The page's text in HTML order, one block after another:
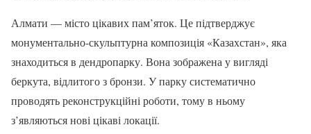
Алмати — місто цікавих пам’яток. Це підтверджує
монументально-скульптурна композиція «Казахстан», яка
знаходиться в дендропарку. Вона зображена у вигляді
беркута, відлитого з бронзи. У парку систематично
проводять реконструкційні роботи, тому в ньому
з’являються нові цікаві локації.